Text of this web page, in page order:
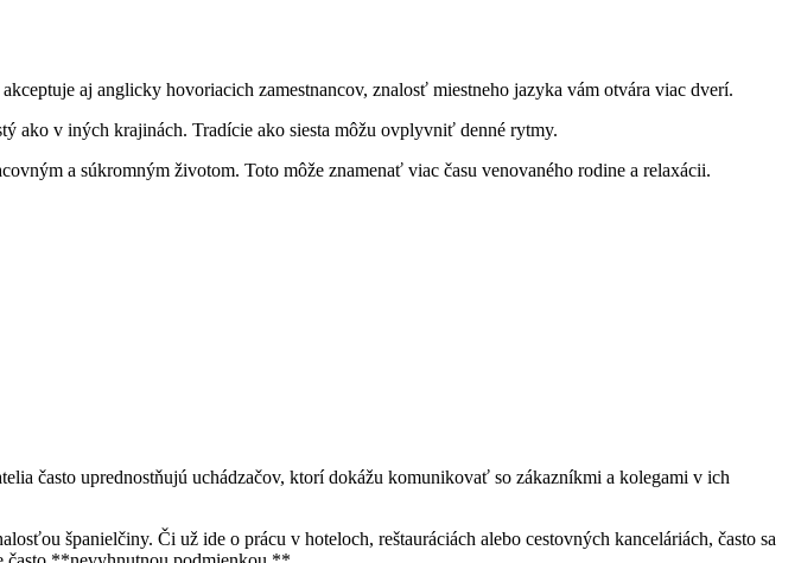
aj anglicky hovoriacich zamestnancov, znalosť miestneho jazyka vám otvára viac dverí.
ako v iných krajinách. Tradície ako siesta môžu ovplyvniť denné rytmy.
a súkromným životom. Toto môže znamenať viac času venovaného rodine a relaxácii.
často uprednostňujú uchádzačov, ktorí dokážu komunikovať so zákazníkmi a kolegami v ich
španielčiny. Či už ide o prácu v hoteloch, reštauráciách alebo cestovných kanceláriách, často sa